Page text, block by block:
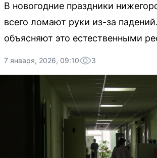
В новогодние праздники
всего ломают руки из-за
объясняют это естественными
7 января, 2026, 09:10 3